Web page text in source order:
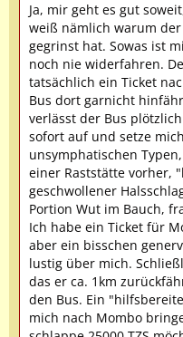
Ja, mir geht es gut
weiß nämlich warum
gegrinst hat. Sowas ist
noch nie widerfahren.
tatsächlich ein Ticket
Bus dort garnicht
verlässt der Bus
sofort auf und setze
unsymphatischen
einer Raststätte vorher,
geschwollener
Portion Wut im Bauch,
Ich habe ein Ticket für
aber ein bisschen
lustig über mich.
das er ca. 1km
den Bus. Ein
mich nach Mombo